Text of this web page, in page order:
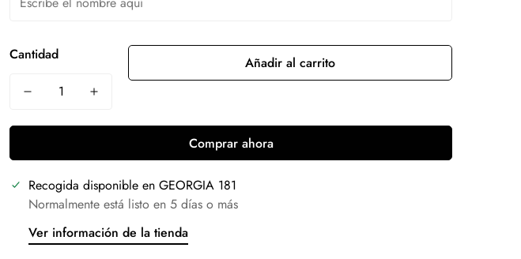
Cantidad Añadir al carrito
Comprar ahora
Recogida disponible en GEORGIA 181
Normalmente está listo en 5 días o más
Ver información de la tienda